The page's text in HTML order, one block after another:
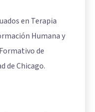
en Terapia
Humana y
de
de Chicago.